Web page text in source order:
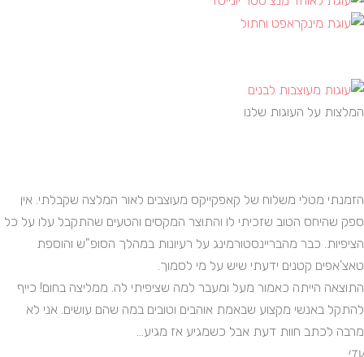
המלצות על העוגות שלנו
הזמנתי מטלי משלוח של קאפקייקס מעוצבים לאור המלצה שקבלתי. אין
ספק שהיחס הטוב שזכיתי לו והתוצר המקסים והטעים שהתקבל עלו על כל
הציפיות. כבר מהבריינסטורמינג על רעיונות במהלך הסופ"ש והוספת
טאצ'אפים קטנים ידעתי שיש על מי לסמוך.
התוצאה הייתה כאמור מעל ומעבר למה שציפיתי לה. ממליצה בחום! כייף
להתקל באנשי מקצוע שבאמת אוהבים וטובים במה שהם עושים. אני לא
מרבה לכתב חוות דעת אבל כשמגיע אז מגיע...
עדי